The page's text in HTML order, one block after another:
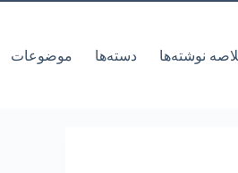
نوشته‌ها دسته‌ها موضوعات